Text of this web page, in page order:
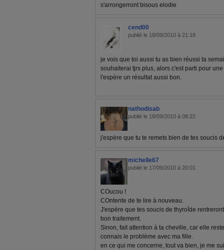
s'arrongerront bisous elodie
cend00
publié le 18/09/2010 à 21:18
je vois que toi aussi tu as bien réussi ta
souhaiterai tjrs plus, alors c'est parti pour
l'espère un résultat aussi bon.
nathodisab
publié le 18/09/2010 à 08:22
j'espère que tu te remets bien de tes soucis
michelle67
publié le 17/09/2010 à 20:01
COucou !
COntente de te lire à nouveau.
J'espère que tes soucis de thyroîde
bon traitement.
Sinon, fait attention à ta cheville, car elle
connais le problème avec ma fille.
en ce qui me concerne, tout va bien, je me